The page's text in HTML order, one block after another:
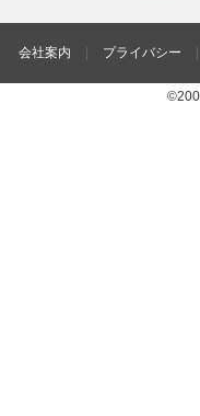
会社案内 プライバシー